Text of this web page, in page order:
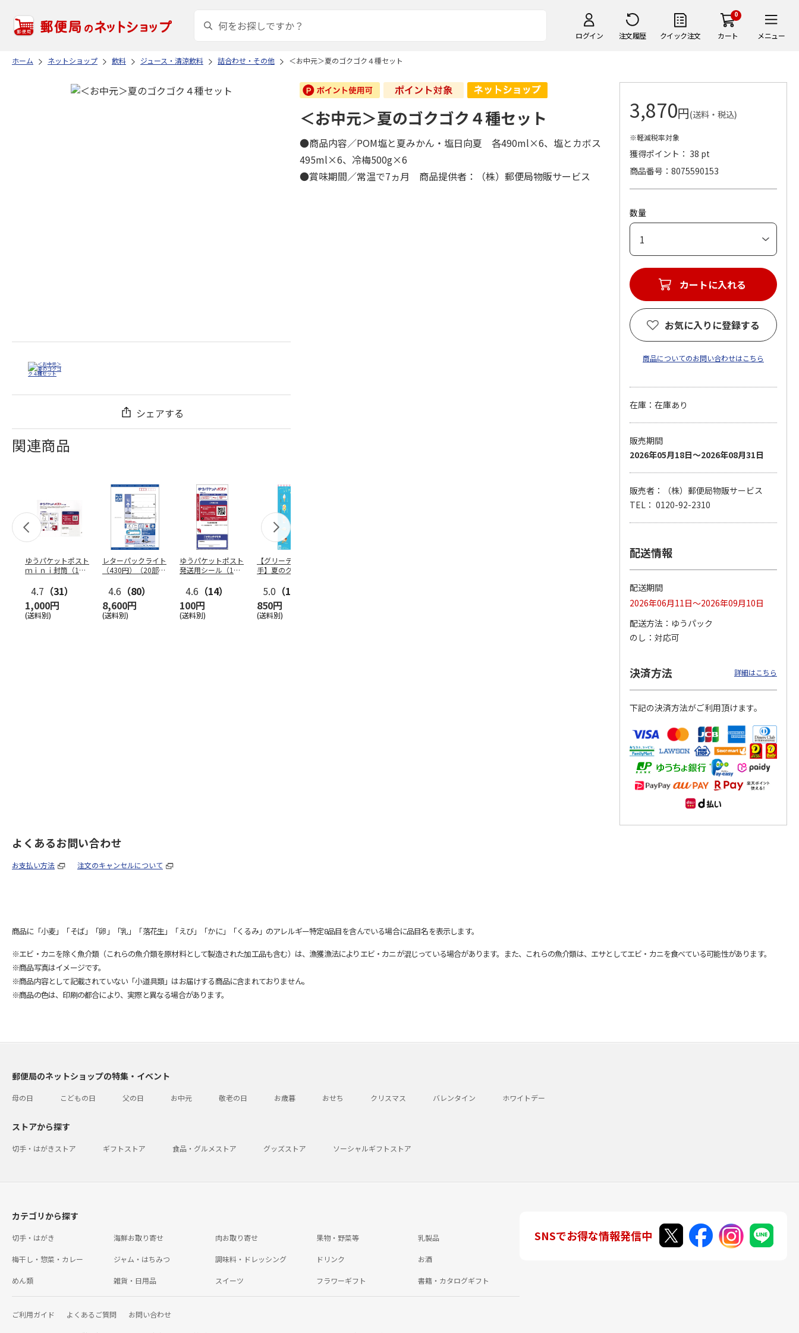
ログイン 注文履歴 クイック注文
0
カート メニュー
ホーム ネットショップ 飲料 ジュース・清涼飲料 詰合わせ・その他 ＜お中元＞夏のゴクゴク４種セット
シェアする
関連商品
ゆうパケットポスト
ｍｉｎｉ封筒（1個
4.7 （31）
1,000円
(送料別)
レターパックライト
（430円）（20部セ
4.6 （80）
8,600円
(送料別)
ゆうパケットポスト
発送用シール（1個
4.6 （14）
100円
(送料別)
【グリーティング切
手】夏のグリーティ
5.0 （10）
850円
(送料別)
手】ハッピーグリー
【グリーティング切
手】グリーティング
円…
4.8（11）
5,500円
通切手・千鳥（1シ
11,000円
＜お中元＞夏のゴクゴク４種セット
●商品内容／POM塩と夏みかん・塩日向夏 各490ml×6、塩とカボス
495ml×6、冷梅500g×6
●賞味期間／常温で7ヵ月 商品提供者：（株）郵便局物販サービス
3,870円(送料・税込)
※軽減税率対象
獲得ポイント： 38 pt
商品番号
8075590153
数量
カートに入れる
お気に入りに登録する
商品についてのお問い合わせはこちら
在庫：在庫あり
販売期間
2026年05月18日～2026年08月31日
販売者：（株）郵便局物販サービス
TEL： 0120-92-2310
配送情報
配送期間
2026年06月11日～2026年09月10日
配送方法
ゆうパック
のし
対応可
決済方法 詳細はこちら
下記の決済方法がご利用頂けます。
よくあるお問い合わせ
お支払い方法 注文のキャンセルについて
商品に「小麦」「そば」「卵」「乳」「落花生」「えび」「かに」「くるみ」のアレルギー特定8品目を含んでいる場合に品目名を表示します。
※エビ・カニを除く魚介類（これらの魚介類を原材料として製造された加工品も含む）は、漁獲漁法によりエビ・カニが混じっている場合があります。また、これらの魚介類は、エサとしてエビ・カニを食べている可能性があります。
※商品写真はイメージです。
※商品内容として記載されていない「小道具類」はお届けする商品に含まれておりません。
※商品の色は、印刷の都合により、実際と異なる場合があります。
郵便局のネットショップの特集・イベント
母の日 こどもの日 父の日 お中元 敬老の日 お歳暮 おせち クリスマス バレンタイン ホワイトデー
ストアから探す
切手・はがきストア ギフトストア 食品・グルメストア グッズストア ソーシャルギフトストア
カテゴリから探す
切手・はがき 海鮮お取り寄せ 肉お取り寄せ 果物・野菜等 乳製品
梅干し・惣菜・カレー ジャム・はちみつ 調味料・ドレッシング ドリンク お酒
めん類 雑貨・日用品 スイーツ フラワーギフト 書籍・カタログギフト
ご利用ガイド よくあるご質問 お問い合わせ
SNSでお得な情報発信中